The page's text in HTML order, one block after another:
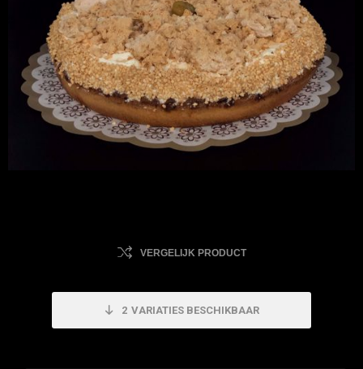
VERGELIJK PRODUCT
2 VARIATIES BESCHIKBAAR